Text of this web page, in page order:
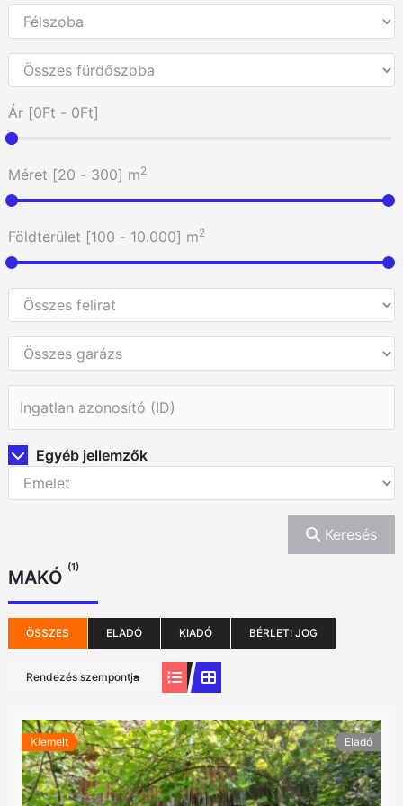
Ár [0Ft - 0Ft]
Méret [20 - 300] m2
Földterület [100 - 10.000] m2
Egyéb jellemzők
Keresés
MAKÓ (1)
ÖSSZES ELADÓ KIADÓ BÉRLETI JOG
Rendezés szempontja
Kiemelt Eladó